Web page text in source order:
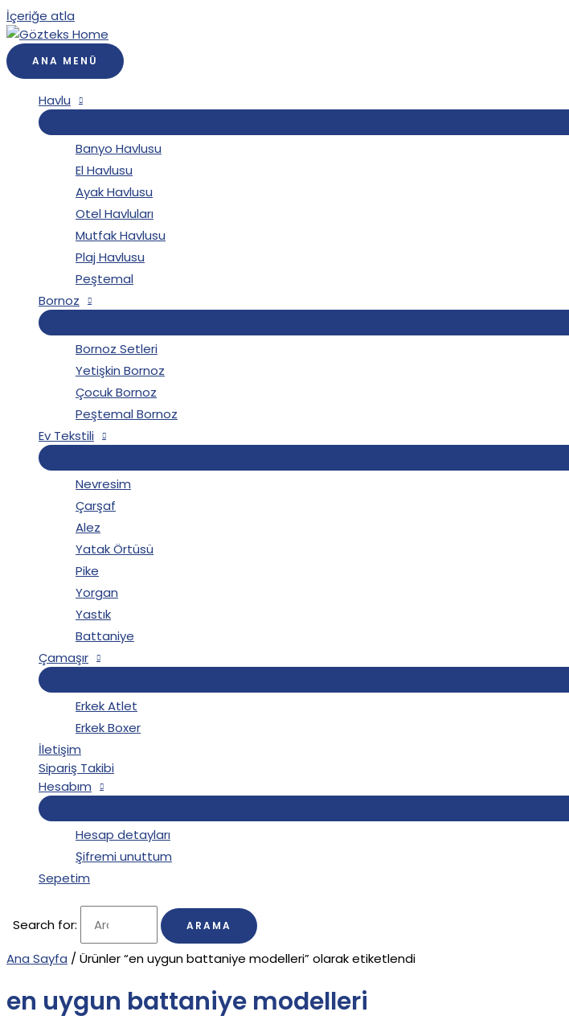
İçeriğe atla
ANA MENÜ
Havlu
Banyo Havlusu
El Havlusu
Ayak Havlusu
Otel Havluları
Mutfak Havlusu
Plaj Havlusu
Peştemal
Bornoz
Bornoz Setleri
Yetişkin Bornoz
Çocuk Bornoz
Peştemal Bornoz
Ev Tekstili
Nevresim
Çarşaf
Alez
Yatak Örtüsü
Pike
Yorgan
Yastık
Battaniye
Çamaşır
Erkek Atlet
Erkek Boxer
İletişim
Sipariş Takibi
Hesabım
Hesap detayları
Şifremi unuttum
Sepetim
Search for:
Ana Sayfa / Ürünler “en uygun battaniye modelleri” olarak etiketlendi
en uygun battaniye modelleri